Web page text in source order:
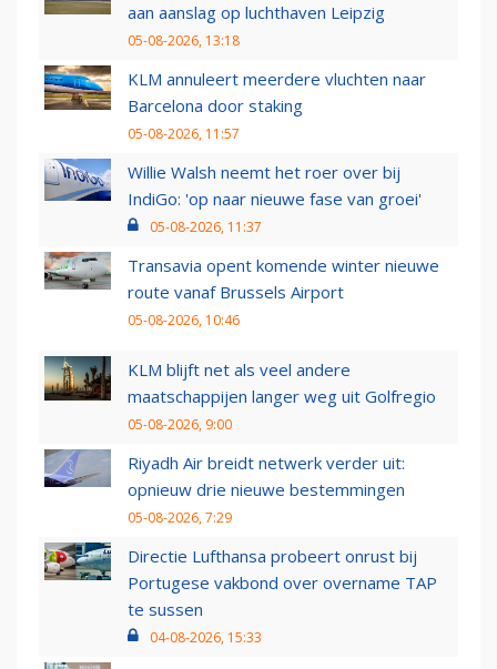
aan aanslag op luchthaven Leipzig
05-08-2026, 13:18
KLM annuleert meerdere vluchten naar
Barcelona door staking
05-08-2026, 11:57
Willie Walsh neemt het roer over bij
IndiGo: 'op naar nieuwe fase van groei'
05-08-2026, 11:37
Transavia opent komende winter nieuwe
route vanaf Brussels Airport
05-08-2026, 10:46
KLM blijft net als veel andere
maatschappijen langer weg uit Golfregio
05-08-2026, 9:00
Riyadh Air breidt netwerk verder uit:
opnieuw drie nieuwe bestemmingen
05-08-2026, 7:29
Directie Lufthansa probeert onrust bij
Portugese vakbond over overname TAP
te sussen
04-08-2026, 15:33